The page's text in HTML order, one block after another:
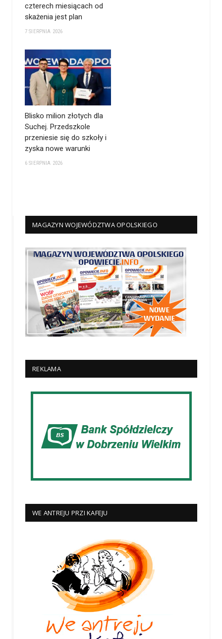
czterech miesiącach od
skażenia jest plan
7 SIERPNIA 2026
Blisko milion złotych dla
Suchej. Przedszkole
przeniesie się do szkoły i
zyska nowe warunki
6 SIERPNIA 2026
MAGAZYN WOJEWÓDZTWA OPOLSKIEGO
REKLAMA
WE ANTREJU PRZI KAFEJU